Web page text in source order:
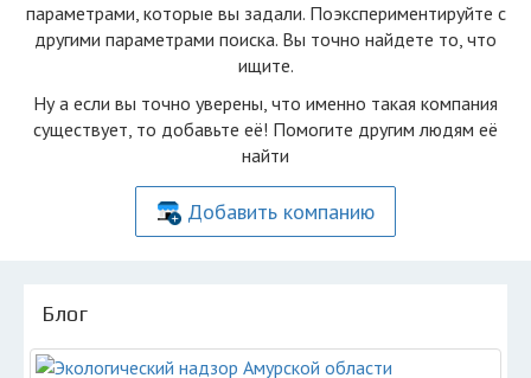
параметрами, которые вы задали. Поэкспериментируйте с
другими параметрами поиска. Вы точно найдете то, что
ищите.
Ну а если вы точно уверены, что именно такая компания
существует, то добавьте её! Помогите другим людям её
найти
Добавить компанию
Блог